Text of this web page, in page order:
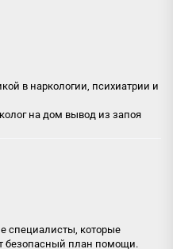
в наркологии, психиатрии и
на дом вывод из запоя
специалисты, которые
безопасный план помощи.